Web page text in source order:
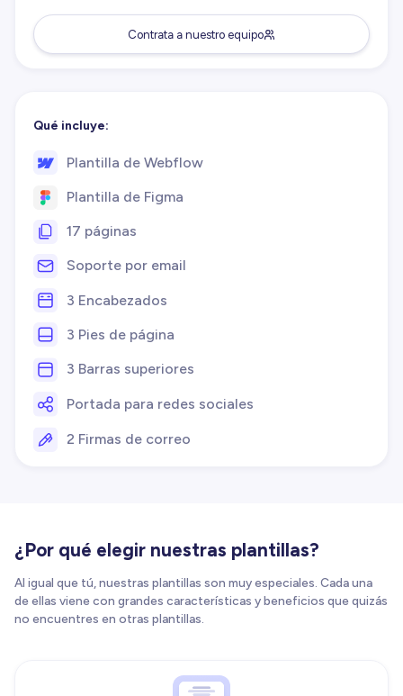
Contrata a nuestro equipo
Qué incluye:
Plantilla de Webflow
Plantilla de Figma
17 páginas
Soporte por email
3 Encabezados
3 Pies de página
3 Barras superiores
Portada para redes sociales
2 Firmas de correo
¿Por qué elegir nuestras plantillas?
Al igual que tú, nuestras plantillas son muy especiales. Cada una
de ellas viene con grandes características y beneficios que quizás
no encuentres en otras plantillas.